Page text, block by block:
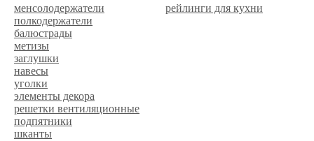
менсолодержатели
полкодержатели
балюстрады
метизы
заглушки
навесы
уголки
элементы декора
решетки вентиляционные
подпятники
шканты
рейлинги для кухни